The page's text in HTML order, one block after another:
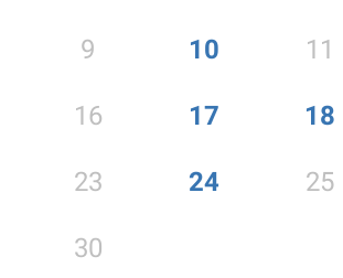
9 10 11
16 17 18
23 24 25
30